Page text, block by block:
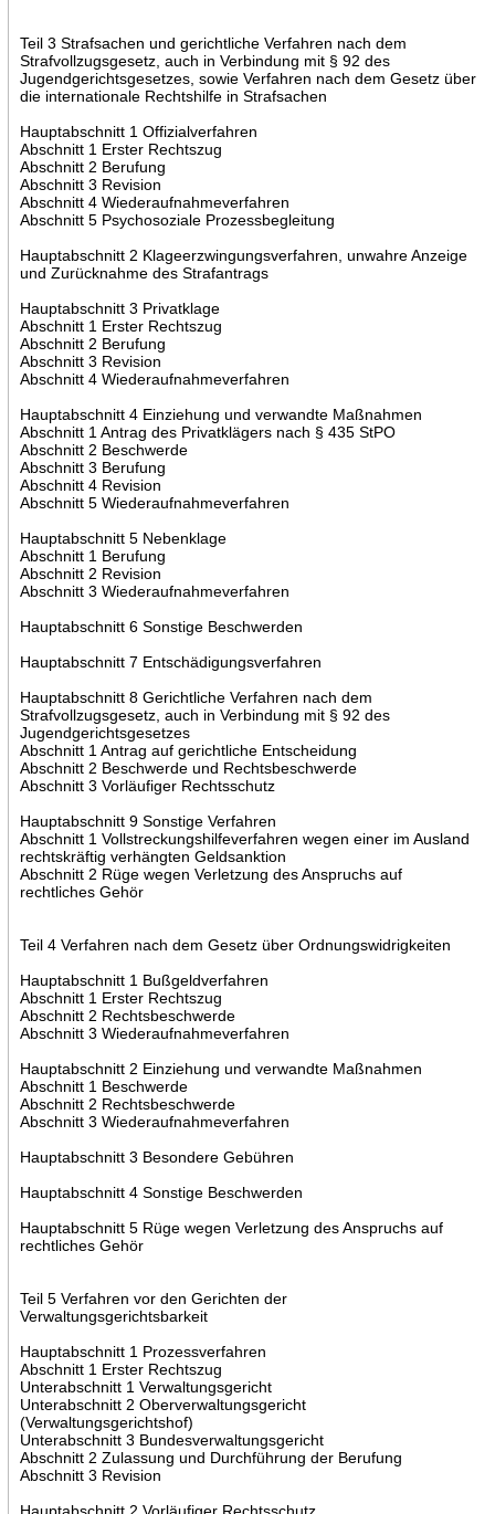
Teil 3 Strafsachen und gerichtliche Verfahren nach dem
Strafvollzugsgesetz, auch in Verbindung mit § 92 des
Jugendgerichtsgesetzes, sowie Verfahren nach dem Gesetz über
die internationale Rechtshilfe in Strafsachen
Hauptabschnitt 1 Offizialverfahren
Abschnitt 1 Erster Rechtszug
Abschnitt 2 Berufung
Abschnitt 3 Revision
Abschnitt 4 Wiederaufnahmeverfahren
Abschnitt 5 Psychosoziale Prozessbegleitung
Hauptabschnitt 2 Klageerzwingungsverfahren, unwahre Anzeige
und Zurücknahme des Strafantrags
Hauptabschnitt 3 Privatklage
Abschnitt 1 Erster Rechtszug
Abschnitt 2 Berufung
Abschnitt 3 Revision
Abschnitt 4 Wiederaufnahmeverfahren
Hauptabschnitt 4 Einziehung und verwandte Maßnahmen
Abschnitt 1 Antrag des Privatklägers nach § 435 StPO
Abschnitt 2 Beschwerde
Abschnitt 3 Berufung
Abschnitt 4 Revision
Abschnitt 5 Wiederaufnahmeverfahren
Hauptabschnitt 5 Nebenklage
Abschnitt 1 Berufung
Abschnitt 2 Revision
Abschnitt 3 Wiederaufnahmeverfahren
Hauptabschnitt 6 Sonstige Beschwerden
Hauptabschnitt 7 Entschädigungsverfahren
Hauptabschnitt 8 Gerichtliche Verfahren nach dem
Strafvollzugsgesetz, auch in Verbindung mit § 92 des
Jugendgerichtsgesetzes
Abschnitt 1 Antrag auf gerichtliche Entscheidung
Abschnitt 2 Beschwerde und Rechtsbeschwerde
Abschnitt 3 Vorläufiger Rechtsschutz
Hauptabschnitt 9 Sonstige Verfahren
Abschnitt 1 Vollstreckungshilfeverfahren wegen einer im Ausland
rechtskräftig verhängten Geldsanktion
Abschnitt 2 Rüge wegen Verletzung des Anspruchs auf
rechtliches Gehör
Teil 4 Verfahren nach dem Gesetz über Ordnungswidrigkeiten
Hauptabschnitt 1 Bußgeldverfahren
Abschnitt 1 Erster Rechtszug
Abschnitt 2 Rechtsbeschwerde
Abschnitt 3 Wiederaufnahmeverfahren
Hauptabschnitt 2 Einziehung und verwandte Maßnahmen
Abschnitt 1 Beschwerde
Abschnitt 2 Rechtsbeschwerde
Abschnitt 3 Wiederaufnahmeverfahren
Hauptabschnitt 3 Besondere Gebühren
Hauptabschnitt 4 Sonstige Beschwerden
Hauptabschnitt 5 Rüge wegen Verletzung des Anspruchs auf
rechtliches Gehör
Teil 5 Verfahren vor den Gerichten der
Verwaltungsgerichtsbarkeit
Hauptabschnitt 1 Prozessverfahren
Abschnitt 1 Erster Rechtszug
Unterabschnitt 1 Verwaltungsgericht
Unterabschnitt 2 Oberverwaltungsgericht
(Verwaltungsgerichtshof)
Unterabschnitt 3 Bundesverwaltungsgericht
Abschnitt 2 Zulassung und Durchführung der Berufung
Abschnitt 3 Revision
Hauptabschnitt 2 Vorläufiger Rechtsschutz